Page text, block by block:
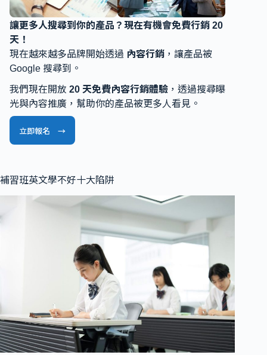
讓更多人搜尋到你的產品？現在有機會免費行銷 20
天！
現在越來越多品牌開始透過 內容行銷 ，讓產品被
Google 搜尋到。
我們現在開放 20 天免費內容行銷體驗 ，透過搜尋曝
光與內容推廣，幫助你的產品被更多人看見。
立即報名 →
補習班英文學不好十大陷阱